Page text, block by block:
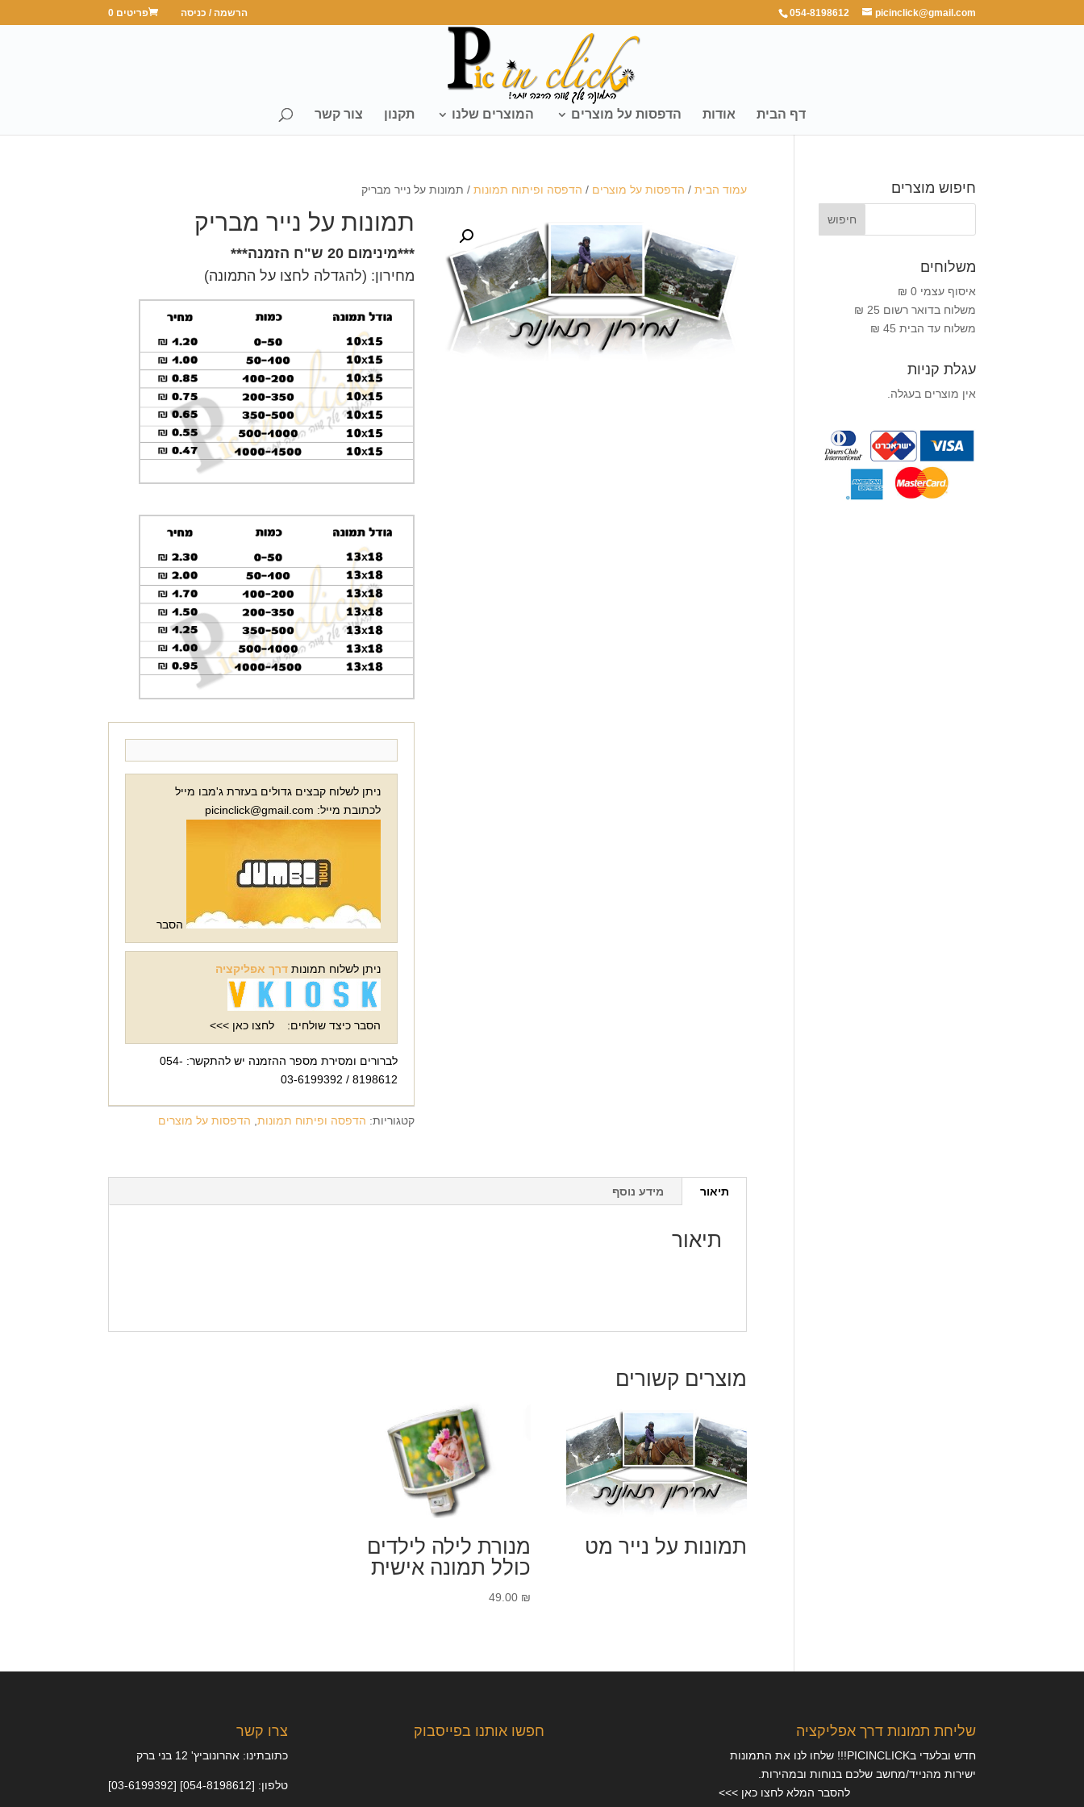
054-8198612 picinclick@gmail.com הרשמה / כניסה פריטים 0
דף הבית אודות הדפסות על מוצרים המוצרים שלנו תקנון צור קשר
עמוד הבית/ הדפסות על מוצרים / הדפסה ופיתוח תמונות/ תמונות על נייר מבריק
תמונות על נייר מבריק
***מינימום 20 ש"ח הזמנה***
מחירון: (להגדלה לחצו על התמונה)
ניתן לשלוח קבצים גדולים בעזרת ג'מבו מייל
לכתובת מייל: picinclick@gmail.com
הסבר
ניתן לשלוח תמונות דרך אפליקציה
הסבר כיצד שולחים: לחצו כאן >>>
לברורים ומסירת מספר ההזמנה יש להתקשר: 054-
8198612 / 03-6199392
קטגוריות: הדפסה ופיתוח תמונות, הדפסות על מוצרים
תיאור מידע נוסף
תיאור
מוצרים קשורים
תמונות על נייר מט
מנורת לילה לילדים
כולל תמונה אישית
49.00 ₪
חיפוש מוצרים
משלוחים
איסוף עצמי 0 ₪
משלוח בדואר רשום 25 ₪
משלוח עד הבית 45 ₪
עגלת קניות
אין מוצרים בעגלה.
צרו קשר
כתובתינו: אהרונוביץ' 12 בני ברק
טלפון: [054-8198612] [03-6199392]
חפשו אותנו בפייסבוק שליחת תמונות דרך אפליקציה
חדש ובלעדי בPICINCLICK!!! שלחו לנו את התמונות
ישירות מהנייד/מחשב שלכם בנוחות ובמהירות.
להסבר המלא לחצו כאן >>>